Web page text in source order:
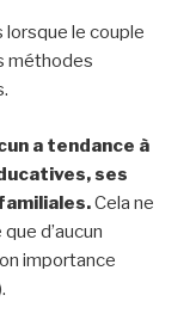
le couple
méthodes
a tendance à
ses
Cela ne
d’aucun
importance